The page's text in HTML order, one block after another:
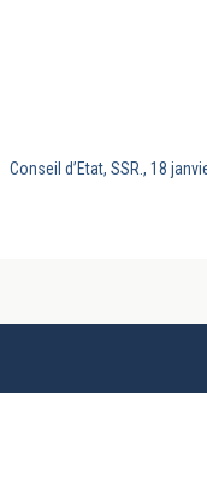
Conseil d’Etat, SSR., 18